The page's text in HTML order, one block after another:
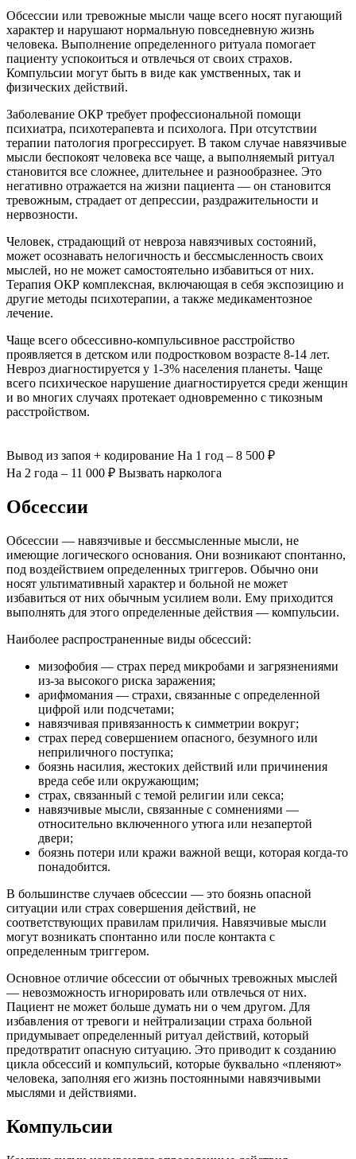
Обсессии или тревожные мысли чаще всего носят пугающий
характер и нарушают нормальную повседневную жизнь
человека. Выполнение определенного ритуала помогает
пациенту успокоиться и отвлечься от своих страхов.
Компульсии могут быть в виде как умственных, так и
физических действий.
Заболевание ОКР требует профессиональной помощи
психиатра, психотерапевта и психолога. При отсутствии
терапии патология прогрессирует. В таком случае навязчивые
мысли беспокоят человека все чаще, а выполняемый ритуал
становится все сложнее, длительнее и разнообразнее. Это
негативно отражается на жизни пациента — он становится
тревожным, страдает от депрессии, раздражительности и
нервозности.
Человек, страдающий от невроза навязчивых состояний,
может осознавать нелогичность и бессмысленность своих
мыслей, но не может самостоятельно избавиться от них.
Терапия ОКР комплексная, включающая в себя экспозицию и
другие методы психотерапии, а также медикаментозное
лечение.
Чаще всего обсессивно-компульсивное расстройство
проявляется в детском или подростковом возрасте 8-14 лет.
Невроз диагностируется у 1-3% населения планеты. Чаще
всего психическое нарушение диагностируется среди женщин
и во многих случаях протекает одновременно с тикозным
расстройством.
Вывод из запоя + кодирование На 1 год – 8 500 ₽
На 2 года – 11 000 ₽ Вызвать нарколога
Обсессии
Обсессии — навязчивые и бессмысленные мысли, не
имеющие логического основания. Они возникают спонтанно,
под воздействием определенных триггеров. Обычно они
носят ультимативный характер и больной не может
избавиться от них обычным усилием воли. Ему приходится
выполнять для этого определенные действия — компульсии.
Наиболее распространенные виды обсессий:
мизофобия — страх перед микробами и загрязнениями
из-за высокого риска заражения;
арифмомания — страхи, связанные с определенной
цифрой или подсчетами;
навязчивая привязанность к симметрии вокруг;
страх перед совершением опасного, безумного или
неприличного поступка;
боязнь насилия, жестоких действий или причинения
вреда себе или окружающим;
страх, связанный с темой религии или секса;
навязчивые мысли, связанные с сомнениями —
относительно включенного утюга или незапертой
двери;
боязнь потери или кражи важной вещи, которая когда-то
понадобится.
В большинстве случаев обсессии — это боязнь опасной
ситуации или страх совершения действий, не
соответствующих правилам приличия. Навязчивые мысли
могут возникать спонтанно или после контакта с
определенным триггером.
Основное отличие обсессии от обычных тревожных мыслей
— невозможность игнорировать или отвлечься от них.
Пациент не может больше думать ни о чем другом. Для
избавления от тревоги и нейтрализации страха больной
придумывает определенный ритуал действий, который
предотвратит опасную ситуацию. Это приводит к созданию
цикла обсессий и компульсий, которые буквально «пленяют»
человека, заполняя его жизнь постоянными навязчивыми
мыслями и действиями.
Компульсии